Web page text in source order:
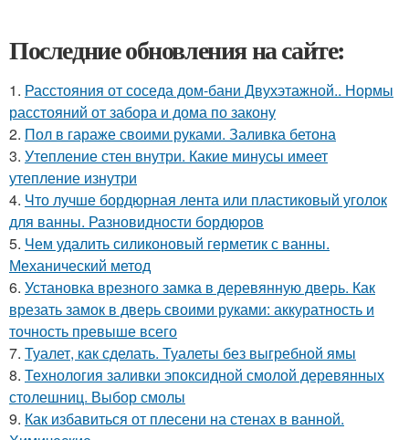
Последние обновления на сайте:
1. Расстояния от соседа дом-бани Двухэтажной.. Нормы
расстояний от забора и дома по закону
2. Пол в гараже своими руками. Заливка бетона
3. Утепление стен внутри. Какие минусы имеет
утепление изнутри
4. Что лучше бордюрная лента или пластиковый уголок
для ванны. Разновидности бордюров
5. Чем удалить силиконовый герметик с ванны.
Механический метод
6. Установка врезного замка в деревянную дверь. Как
врезать замок в дверь своими руками: аккуратность и
точность превыше всего
7. Туалет, как сделать. Туалеты без выгребной ямы
8. Технология заливки эпоксидной смолой деревянных
столешниц. Выбор смолы
9. Как избавиться от плесени на стенах в ванной.